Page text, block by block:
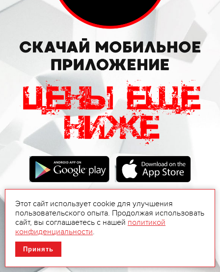
Этот сайт использует cookie для улучшения
пользовательского опыта. Продолжая использовать
сайт, вы соглашаетесь с нашей политикой
конфиденциальности.
Принять